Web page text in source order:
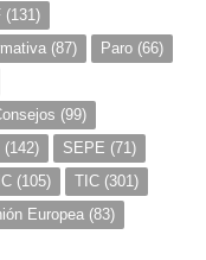
(131)
(87) Paro (66)
(99)
(142) SEPE (71)
(105) TIC (301)
Europea (83)